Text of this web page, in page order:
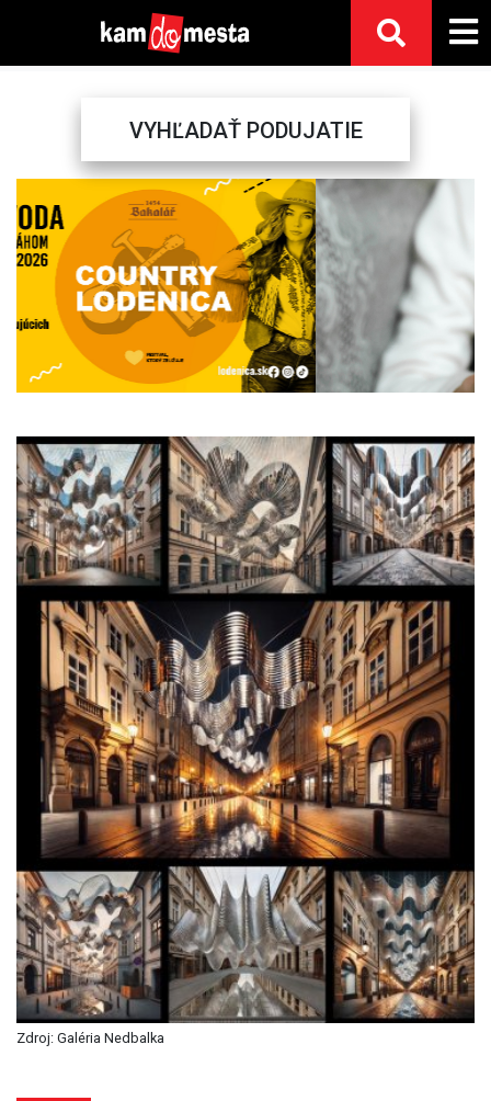
VYHĽADAŤ PODUJATIE
Previous
Zdroj: Galéria Nedbalka